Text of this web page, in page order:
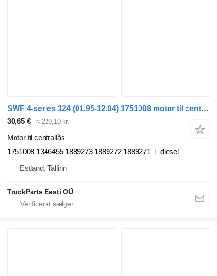
SWF 4-series 124 (01.95-12.04) 1751008 motor til centrallås til Scania 4-series (1995-2006) trækker
30,65 € ≈ 229,10 kr.
Motor til centrallås
1751008 1346455 1889273 1889272 1889271
diesel
Estland, Tallinn
TruckParts Eesti OÜ